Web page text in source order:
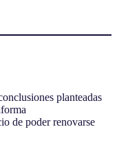
planteadas
de poder renovarse